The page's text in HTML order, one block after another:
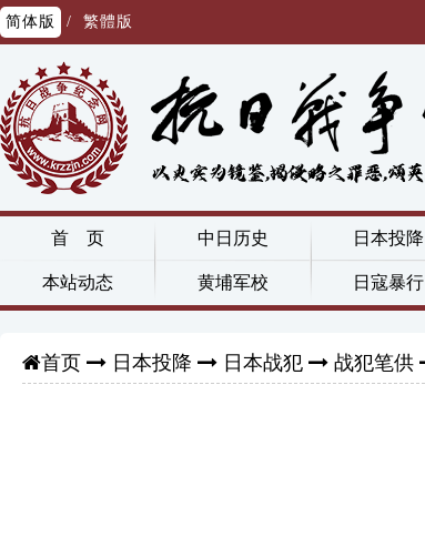
简体版 / 繁體版
首 页 中日历史 日本投降
本站动态 黄埔军校 日寇暴行
首页 日本投降 日本战犯 战犯笔供